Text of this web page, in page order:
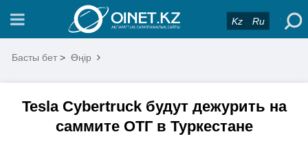
Kz Ru
Басты бет > Өңір
Tesla Cybertruck будут дежурить на
саммите ОТГ в Туркестане